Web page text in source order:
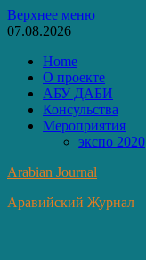
Перейти
к
Верхнее меню
07.08.2026
Home
О проекте
АБУ ДАБИ
Консульства
Мероприятия
экспо 2020
Arabian Journal
Аравийский Журнал